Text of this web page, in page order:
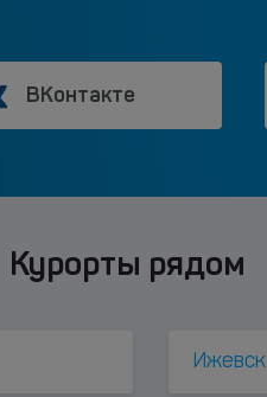
ВКонтакте
Курорты рядом
Ижевск